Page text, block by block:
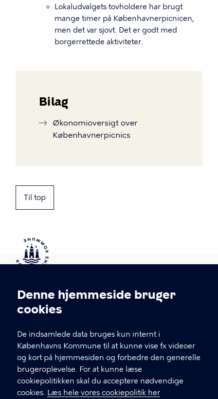
Cookieindstillinger
Denne hjemmeside bruger
cookies
De indsamlede data bruges kun internt i
Københavns Kommune til at kunne vise fx videoer
og kort på hjemmesiden og forbedre den generelle
brugeroplevelse. For at kunne læse
cookiepolitikken skal du acceptere nødvendige
cookies. Læs hele vores cookiepolitik her
Lokaludvalgets tovholdere har brugt
mange timer på Københavnerpicnicen,
men det var sjovt. Det er godt med
borgerrettede aktiviteter.
Bilag
Økonomioversigt over
Københavnerpicnics
Til top
Kontakt Københavns Kommune
T
fFind andre kontakter her
CVR-nummer64942212
GENVEJE